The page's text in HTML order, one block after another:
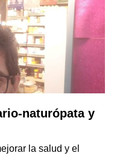
naturópata y
la salud y el